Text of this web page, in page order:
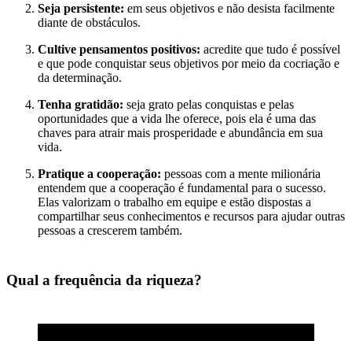
Seja persistente: em seus objetivos e não desista facilmente
diante de obstáculos.
Cultive pensamentos positivos: acredite que tudo é possível
e que pode conquistar seus objetivos por meio da cocriação e
da determinação.
Tenha gratidão: seja grato pelas conquistas e pelas
oportunidades que a vida lhe oferece, pois ela é uma das
chaves para atrair mais prosperidade e abundância em sua
vida.
Pratique a cooperação: pessoas com a mente milionária
entendem que a cooperação é fundamental para o sucesso.
Elas valorizam o trabalho em equipe e estão dispostas a
compartilhar seus conhecimentos e recursos para ajudar outras
pessoas a crescerem também.
Qual a frequência da riqueza?